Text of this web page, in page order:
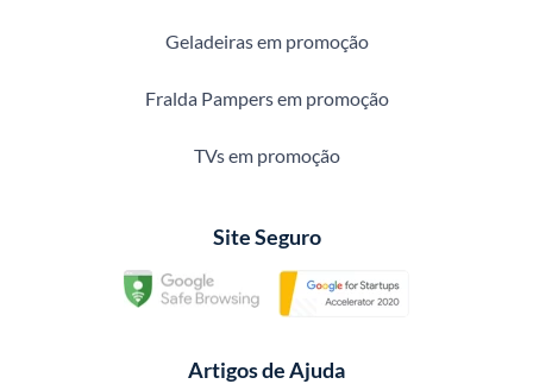
Geladeiras em promoção
Fralda Pampers em promoção
TVs em promoção
Site Seguro
Artigos de Ajuda